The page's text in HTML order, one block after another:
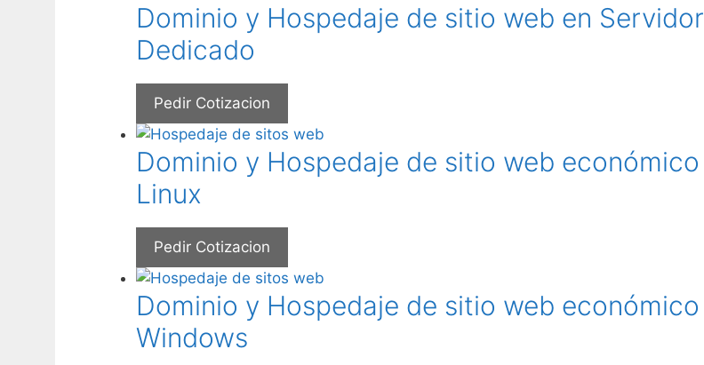
Dominio y Hospedaje de sitio web en Servidor
Dedicado
Pedir Cotizacion
Dominio y Hospedaje de sitio web económico
Linux
Pedir Cotizacion
Dominio y Hospedaje de sitio web económico
Windows